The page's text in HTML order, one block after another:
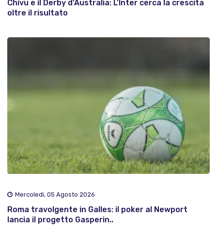
Chivu e il Derby d'Australia: L'Inter cerca la crescita
oltre il risultato
Mercoledì, 05 Agosto 2026
Roma travolgente in Galles: il poker al Newport
lancia il progetto Gasperin..